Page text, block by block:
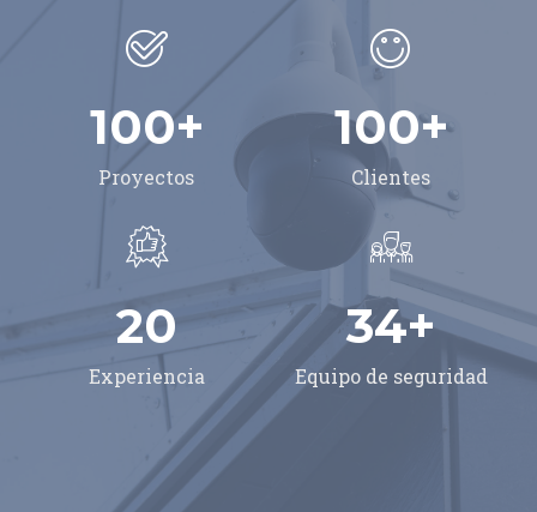
Proyectos
100+
Clientes
100+
Experiencia
20
Equipo de seguridad
34+